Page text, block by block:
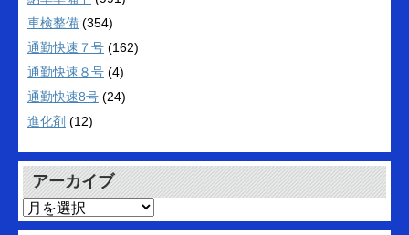
車検整備 (354)
通勤快速７号 (162)
通勤快速８号 (4)
通勤快速8号 (24)
進化剤 (12)
アーカイブ
ア
ー